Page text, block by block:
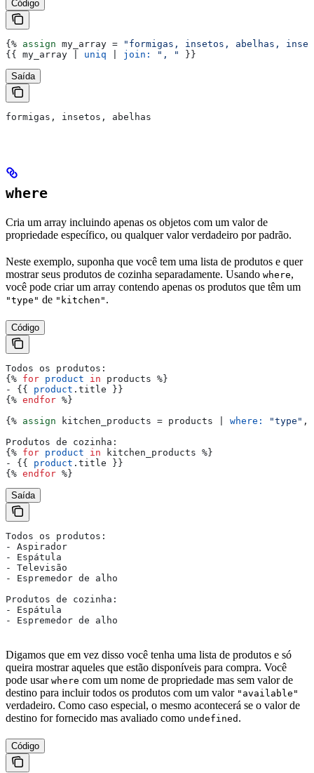
Código
{% assign my_array =
"formigas, insetos, abelhas,
{{
my_array uniq join: ", " }}
Saída
formigas, insetos, abelhas
where
Cria um array incluindo apenas os objetos com um valor de
propriedade específico, ou qualquer valor verdadeiro por padrão.
Neste exemplo, suponha que você tem uma lista de produtos e quer
mostrar seus produtos de cozinha separadamente. Usando where,
você pode criar um array contendo apenas os produtos que têm um
"type" de "kitchen" .
Código
Todos os produtos:
{% for product in products %}
- {{ product . title }}
{% endfor %}
{% assign kitchen_products = products where: "type" ,
Produtos de cozinha:
{% for product in kitchen_products %}
- {{ product . title }}
{% endfor %}
Saída
Todos os produtos:
- Aspirador
- Espátula
- Televisão
- Espremedor de alho
Produtos de cozinha:
- Espátula
- Espremedor de alho
Digamos que em vez disso você tenha uma lista de produtos e só
queira mostrar aqueles que estão disponíveis para compra. Você
pode usar where com um nome de propriedade mas sem valor de
destino para incluir todos os produtos com um valor "available"
verdadeiro. Como caso especial, o mesmo acontecerá se o valor de
destino for fornecido mas avaliado como undefined .
Código